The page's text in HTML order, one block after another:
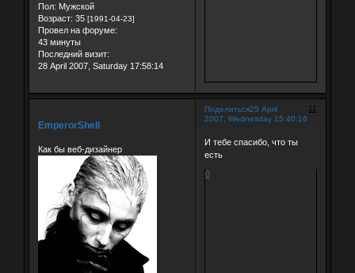
Пол: Мужской
Возраст: 35 [1991-04-23]
Провел на форуме:
43 минуты
Последний визит:
28 April 2007, Saturday 17:58:14
Поделиться 11
25 April
2007, Wednesday 15:40:16
EmperorShell
Как бы веб-дизайнер
И тебе спасибо, что ты
есть
0